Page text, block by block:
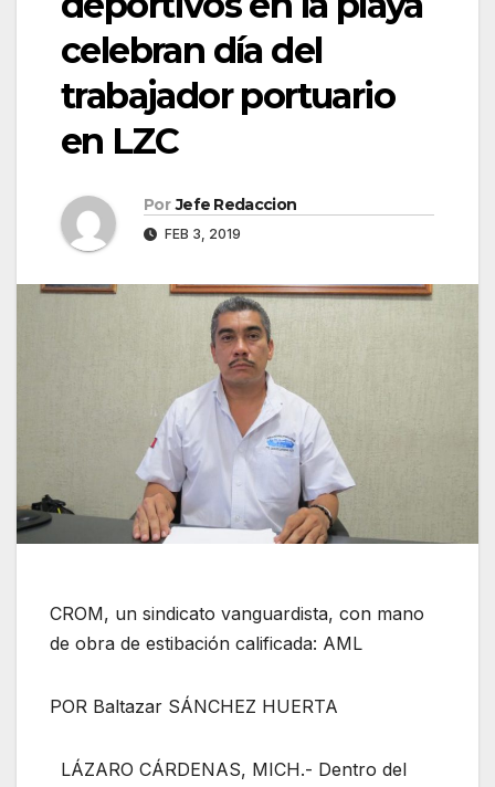
celebran día del
trabajador portuario
en LZC
Por Jefe Redaccion
FEB 3, 2019
CROM, un sindicato vanguardista, con mano
de obra de estibación calificada: AML
POR Baltazar SÁNCHEZ HUERTA
LÁZARO CÁRDENAS, MICH.- Dentro del